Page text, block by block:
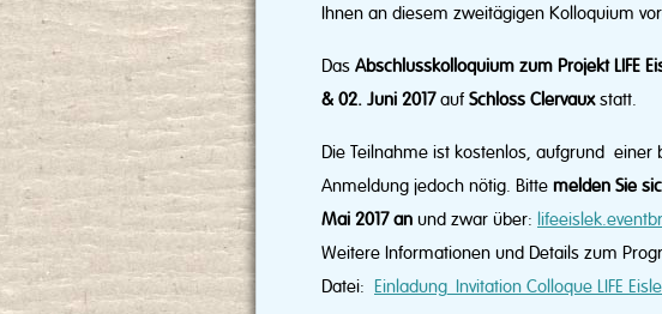
Ihnen an diesem zweitägigen Kolloquium
Das Abschlusskolloquium zum Projekt LIFE
& 02. Juni 2017auf Schloss Clervauxstatt.
Die Teilnahme ist kostenlos, aufgrund
Anmeldung jedoch nötig. Bitte melden Sie
Mai 2017 an und zwar über:
Weitere Informationen und Details zum
Datei: Einladung_Invitation Colloque LIFE